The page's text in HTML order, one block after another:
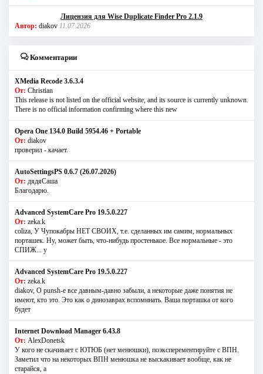
Лицензия для Wise Duplicate Finder Pro 2.1.9
Автор: diakov 11.07.2026
Комментарии
XMedia Recode 3.6.3.4
От: Christian
This release is not listed on the official website, and its source is currently unknown.
There is no official information confirming where this new
Opera One 134.0 Build 5954.46 + Portable
От: diakov
проверил - качает.
AutoSettingsPS 0.6.7 (26.07.2026)
От: дядяСаша
Благодарю.
Advanced SystemCare Pro 19.5.0.227
От: zeka.k
coliza, У Чупокабры НЕТ СВОИХ, т.е. сделанных им самим, нормальных
порташек. Ну, может быть, что-нибудь простенькое. Все нормальные - это
СПИЖ... у
Advanced SystemCare Pro 19.5.0.227
От: zeka.k
diakov, О punsh-е все давным-давно забыли, а некоторые даже понятия не
имеют, кто это. Это как о динозаврах вспоминать. Ваша порташка от кого
будет
Internet Download Manager 6.43.8
От: AlexDonetsk
У кого не скачивает с ЮТЮБ (нет менюшки), поэксперементируйте с ВПН.
Заметил что на некоторых ВПН менюшка не выскакивает вообще, как не
старайся, а